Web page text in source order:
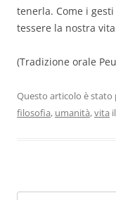
tenerla. Come i
tessere la nostra
(Tradizione orale
Questo articolo è stato
filosofia, umanità,vita il